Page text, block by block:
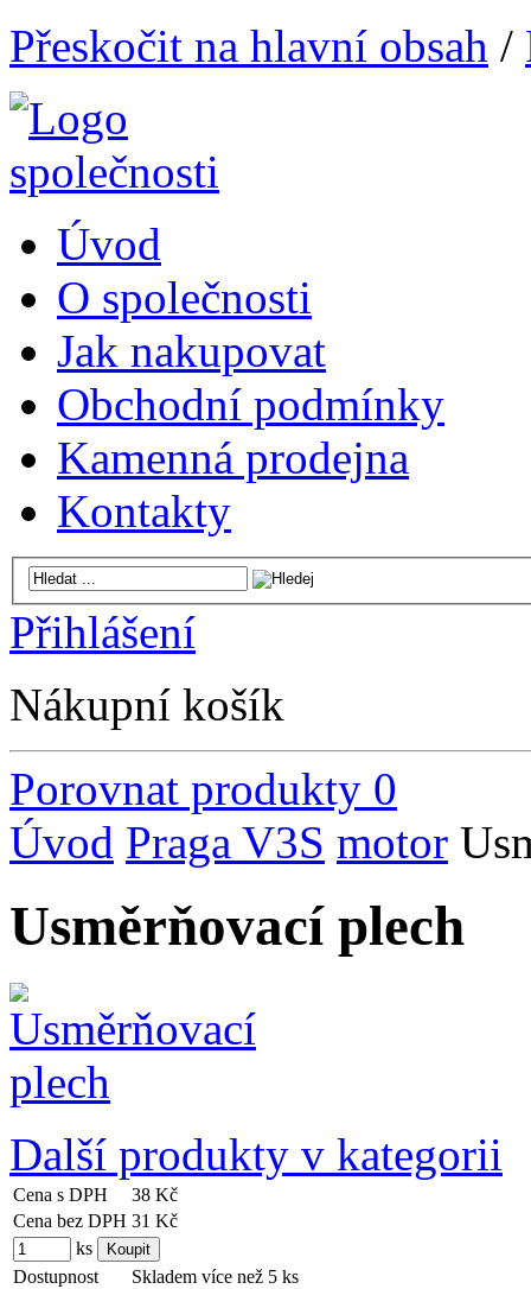
Přeskočit na hlavní obsah /
Úvod
O společnosti
Jak nakupovat
Obchodní podmínky
Kamenná prodejna
Kontakty
Přihlášení
Nákupní košík
Porovnat produkty 0
Úvod Praga V3S motor
Usměrňovací plech
Další produkty v kategorii
Cena s DPH
38 Kč
Cena bez DPH 31 Kč
ks
Dostupnost
Skladem více než 5 ks